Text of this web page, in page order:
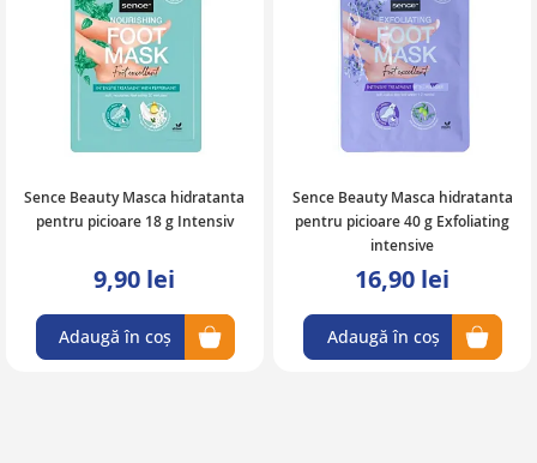
Sence Beauty Masca hidratanta
pentru picioare 18 g Intensiv
9,90 lei
Adaugă în coș
Sence Beauty Masca hidratanta
pentru picioare 40 g Exfoliating
intensive
16,90 lei
Adaugă în coș